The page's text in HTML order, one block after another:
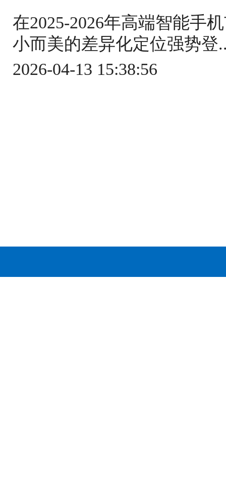
在2025-2026年高端智能手
小而美的差异化定位强势登
2026-04-13 15:38:56